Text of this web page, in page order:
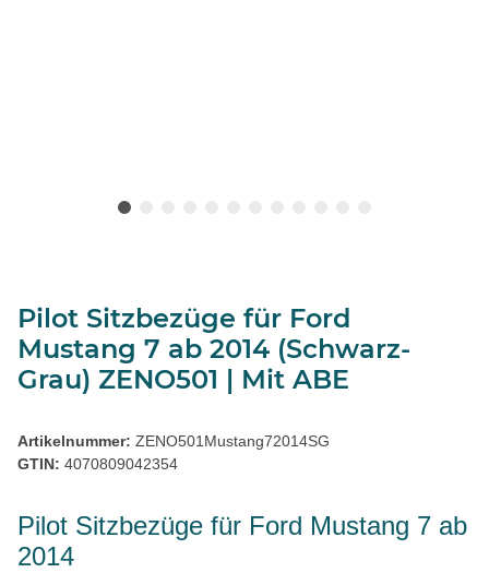
Pilot Sitzbezüge für Ford
Mustang 7 ab 2014 (Schwarz-
Grau) ZENO501 | Mit ABE
Artikelnummer: ZENO501Mustang72014SG
GTIN: 4070809042354
Pilot Sitzbezüge für Ford Mustang 7 ab
2014